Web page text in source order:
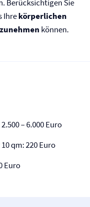
Berücksichtigen Sie
Ihrekörperlichen
zunehmen können.
– 6.000 Euro
qm: 220 Euro
Euro